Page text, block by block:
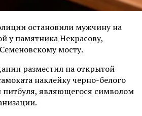
остановили мужчину на
у памятника Некрасову,
мосту.
разместил на открытой
наклейку черно-белого
питбуля, являющегося символом